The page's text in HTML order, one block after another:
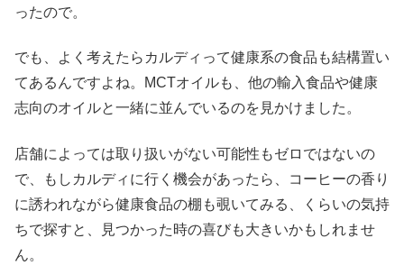
ったので。
でも、よく考えたらカルディって健康系の食品も結構置い
てあるんですよね。MCTオイルも、他の輸入食品や健康
志向のオイルと一緒に並んでいるのを見かけました。
店舗によっては取り扱いがない可能性もゼロではないの
で、もしカルディに行く機会があったら、コーヒーの香り
に誘われながら健康食品の棚も覗いてみる、くらいの気持
ちで探すと、見つかった時の喜びも大きいかもしれませ
ん。